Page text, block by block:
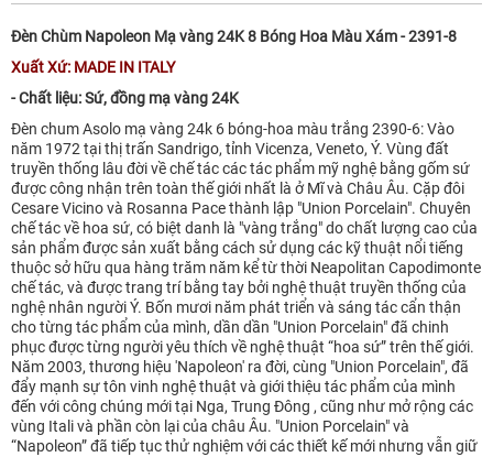
Đèn Chùm Napoleon Mạ vàng 24K 8 Bóng Hoa Màu Xám - 2391-8
Xuất Xứ: MADE IN ITALY
- Chất liệu: Sứ, đồng mạ vàng 24K
Đèn chum Asolo mạ vàng 24k 6 bóng-hoa màu trắng 2390-6: Vào
năm 1972 tại thị trấn Sandrigo, tỉnh Vicenza, Veneto, Ý. Vùng đất
truyền thống lâu đời về chế tác các tác phẩm mỹ nghệ bằng gốm sứ
được công nhận trên toàn thế giới nhất là ở Mĩ và Châu Âu. Cặp đôi
Cesare Vicino và Rosanna Pace thành lập "Union Porcelain". Chuyên
chế tác về hoa sứ, có biệt danh là "vàng trắng" do chất lượng cao của
sản phẩm được sản xuất bằng cách sử dụng các kỹ thuật nổi tiếng
thuộc sở hữu qua hàng trăm năm kể từ thời Neapolitan Capodimonte
chế tác, và được trang trí bằng tay bởi nghệ thuật truyền thống của
nghệ nhân người Ý. Bốn mươi năm phát triển và sáng tác cẩn thận
cho từng tác phẩm của mình, dần dần "Union Porcelain" đã chinh
phục được từng người yêu thích về nghệ thuật “hoa sứ” trên thế giới.
Năm 2003, thương hiệu 'Napoleon' ra đời, cùng "Union Porcelain", đã
đẩy mạnh sự tôn vinh nghệ thuật và giới thiệu tác phẩm của mình
đến với công chúng mới tại Nga, Trung Đông , cũng như mở rộng các
vùng Itali và phần còn lại của châu Âu. "Union Porcelain" và
“Napoleon” đã tiếp tục thử nghiệm với các thiết kế mới nhưng vẫn giữ